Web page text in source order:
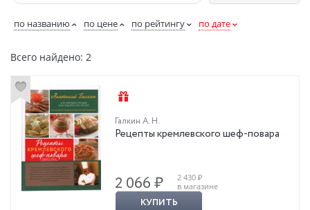
по названию по цене по рейтингу по дате
Всего найдено: 2
Галкин А. Н.
Рецепты кремлевского шеф-повара
2 066 ₽
2 430 ₽
в магазине
КУПИТЬ